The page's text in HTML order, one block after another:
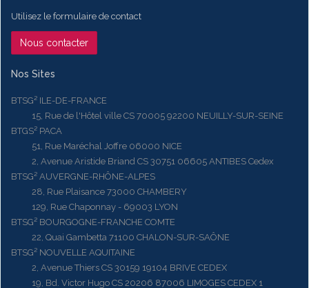
Utilisez le formulaire de contact
Nous contacter
Nos Sites
BTSG² ILE-DE-FRANCE
15, Rue de l'Hôtel ville CS 70005 92200 NEUILLY-SUR-SEINE
BTGS² PACA
51, Rue Maréchal Joffre 06000 NICE
2, Avenue Aristide Briand CS 30751 06605 ANTIBES Cedex
BTSG² AUVERGNE-RHÔNE-ALPES
28, Rue Plaisance 73000 CHAMBERY
129, Rue Chaponnay - 69003 LYON
BTSG² BOURGOGNE-FRANCHE COMTE
22, Quai Gambetta 71100 CHALON-SUR-SAÔNE
BTSG² NOUVELLE AQUITAINE
2, Avenue Thiers CS 30159 19104 BRIVE CEDEX
19, Bd. Victor Hugo CS 20206 87006 LIMOGES CEDEX 1